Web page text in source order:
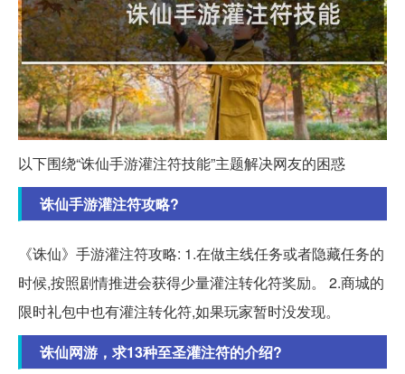
以下围绕“诛仙手游灌注符技能”主题解决网友的困惑
诛仙手游灌注符攻略?
《诛仙》手游灌注符攻略: 1.在做主线任务或者隐藏任务的
时候,按照剧情推进会获得少量灌注转化符奖励。 2.商城的
限时礼包中也有灌注转化符,如果玩家暂时没发现。
诛仙网游，求13种至圣灌注符的介绍?